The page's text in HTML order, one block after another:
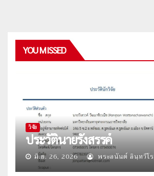
YOU MISSED
วิจัย
ประวัตินายรังสรรค์
มิ.ย. 26, 2026 พระอนันต์ อินฺทวีโร